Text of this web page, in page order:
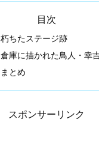
目次
朽ちたステージ跡
倉庫に描かれた鳥人・幸
まとめ
スポンサーリンク